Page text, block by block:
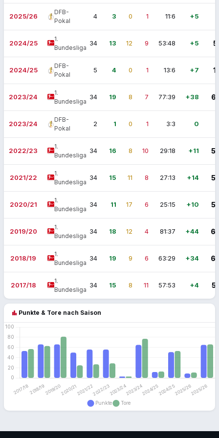
2025/26
DFB-
Pokal
4 3 0 1 11:6 +5
2024/25
1.
Bundesliga
34 13 12 9 53:48 +5
2024/25
DFB-
Pokal
5 4 0 1 13:6 +7
2023/24
1.
Bundesliga
34 19 8 7 77:39 +38
2023/24
DFB-
Pokal
2 1 0 1 3:3 0
2022/23
1.
Bundesliga
34 16 8 10 29:18 +11
2021/22
1.
Bundesliga
34 15 11 8 27:13 +14
2020/21
1.
Bundesliga
34 11 17 6 25:15 +10
2019/20
1.
Bundesliga
34 18 12 4 81:37 +44
2018/19
1.
Bundesliga
34 19 9 6 63:29 +34
2017/18
1.
Bundesliga
34 15 8 11 57:53 +4
bar_chart Punkte & Tore nach Saison